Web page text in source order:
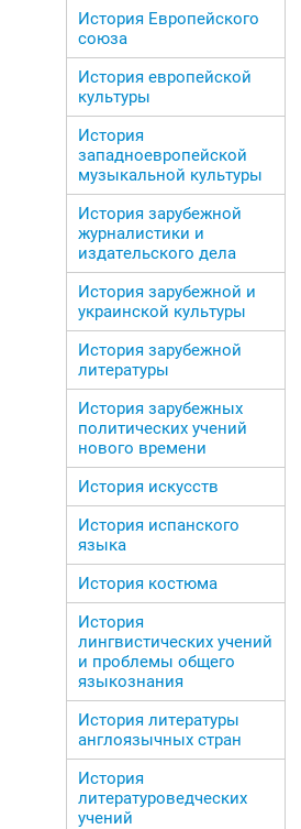
История Европейского
союза
История европейской
культуры
История
западноевропейской
музыкальной культуры
История зарубежной
журналистики и
издательского дела
История зарубежной и
украинской культуры
История зарубежной
литературы
История зарубежных
политических учений
нового времени
История искусств
История испанского
языка
История костюма
История
лингвистических учений
и проблемы общего
языкознания
История литературы
англоязычных стран
История
литературоведческих
учений